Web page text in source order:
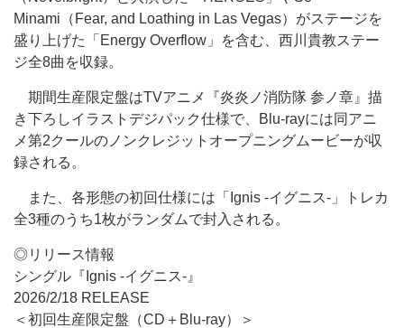
Minami（Fear, and Loathing in Las Vegas）がステージを
盛り上げた「Energy Overflow」を含む、西川貴教ステー
ジ全8曲を収録。
期間生産限定盤はTVアニメ『炎炎ノ消防隊 参ノ章』描
き下ろしイラストデジパック仕様で、Blu-rayには同アニ
メ第2クールのノンクレジットオープニングムービーが収
録される。
また、各形態の初回仕様には「Ignis -イグニス-」トレカ
全3種のうち1枚がランダムで封入される。
◎リリース情報
シングル『Ignis -イグニス-』
2026/2/18 RELEASE
＜初回生産限定盤（CD＋Blu-ray）＞